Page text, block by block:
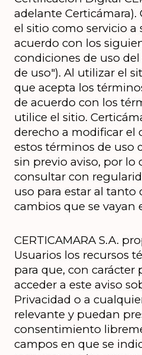
adelante Certicámara).
el sitio como servicio a
acuerdo con los
condiciones de uso
de uso"). Al utilizar el
que acepta los
de acuerdo con los
utilice el sitio.
derecho a modificar el
estos términos de uso
sin previo aviso, por lo
consultar con
uso para estar al tanto
cambios que se vayan
CERTICAMARA S.A.
Usuarios los recursos
para que, con carácter
acceder a este aviso
Privacidad o a
relevante y puedan
consentimiento
campos en que se